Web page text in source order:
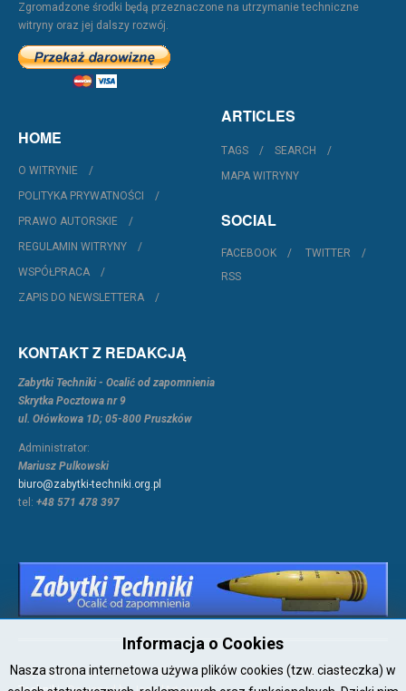
Zgromadzone środki będą przeznaczone na utrzymanie techniczne
witryny oraz jej dalszy rozwój.
Informacja o Cookies
Nasza strona internetowa używa plików cookies (tzw. ciasteczka) w
HOME
O WITRYNIE
POLITYKA PRYWATNOŚCI
PRAWO AUTORSKIE
REGULAMIN WITRYNY
WSPÓŁPRACA
ZAPIS DO NEWSLETTERA
ARTICLES
TAGS
SEARCH
MAPA WITRYNY
SOCIAL
FACEBOOK
TWITTER
RSS
KONTAKT Z REDAKCJĄ
Zabytki Techniki - Ocalić od zapomnienia
Skrytka Pocztowa nr 9
ul. Ołówkowa 1D; 05-800 Pruszków
Administrator:
Mariusz Pulkowski
biuro@zabytki-techniki.org.pl
tel: +48 571 478 397
Copyright © 2026 Joomla!. All Rights Reserved. Powered byZabytki-